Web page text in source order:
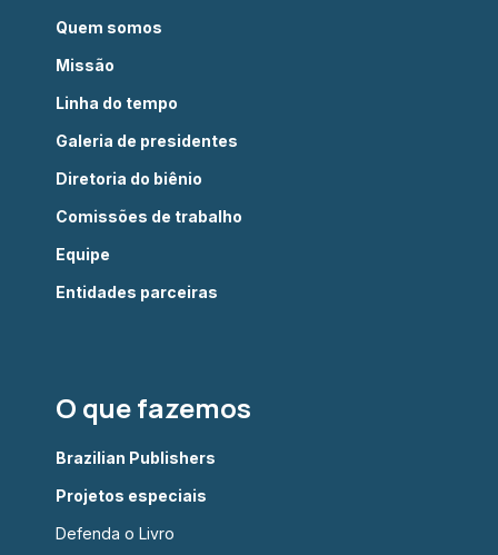
Quem somos
Missão
Linha do tempo
Galeria de presidentes
Diretoria do biênio
Comissões de trabalho
Equipe
Entidades parceiras
O que fazemos
Brazilian Publishers
Projetos especiais
Defenda o Livro